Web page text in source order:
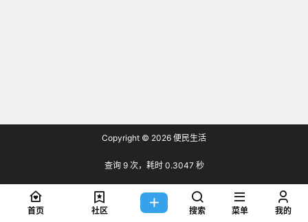
Copyright © 2026 便民生活
查询 9 次，耗时 0.3047 秒
首页 社区 搜索 菜单 我的